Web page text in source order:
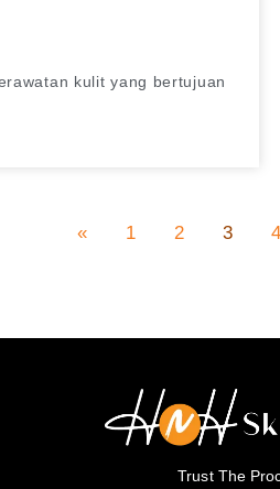
kulit yang bertujuan
« 1 2 3 4
Trust The